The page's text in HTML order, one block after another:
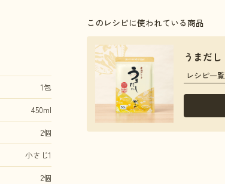
1包
450ml
2個
小さじ1
2個
このレシピに使われている商品
うまだし
レシピ一覧